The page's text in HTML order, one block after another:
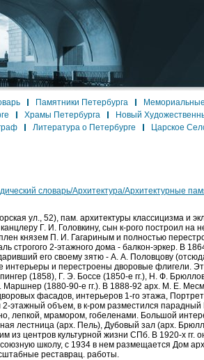
Памятники Петербурга
Храмы Петербурга Новый
Литература о Петербурге Царское
словарь/Архитектура/Архитектурные
ул., 52), пам. архитектуры классицизма и
Г. И. Головкину, сын к-рого построил на
князем П. И. Гагариным и полностью
строгого 2-этажного дома - балкон-эркер. В
его своему зятю - А. А. Половцову
интерьеры и перестроены дворовые флигели.
(1858), Г. Э. Боссе (1850-е гг.), Н. Ф.
Маршнер (1880-90-е гг.). В 1888-92 арх. М. Е.
фасадов, интерьеров 1-го этажа,
2-этажный объем, в к-ром разместился
лепкой, мрамором, гобеленами. Большой
лестница (арх. Пель), Дубовый зал (арх.
из центров культурной жизни СПб. В 1920-х гг.
школу, с 1934 в нем размещается Дом
реставрац. работы.